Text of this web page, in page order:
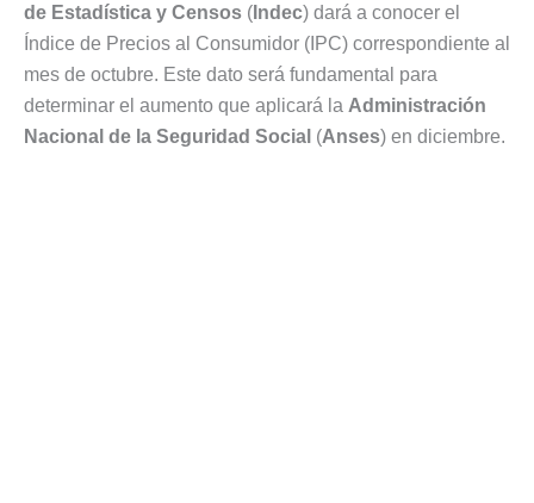
de Estadística y Censos ( Indec) dará a conocer el
Índice de Precios al Consumidor (IPC) correspondiente al
mes de octubre. Este dato será fundamental para
determinar el aumento que aplicará la Administración
Nacional de la Seguridad Social (Anses) en diciembre.